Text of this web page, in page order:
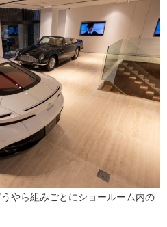
やら組みごとにショールーム内の